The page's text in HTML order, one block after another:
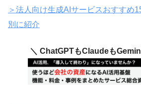
＞法人向け生成AIサービスおすすめ
別に紹介
＼ ChatGPTもClaudeも